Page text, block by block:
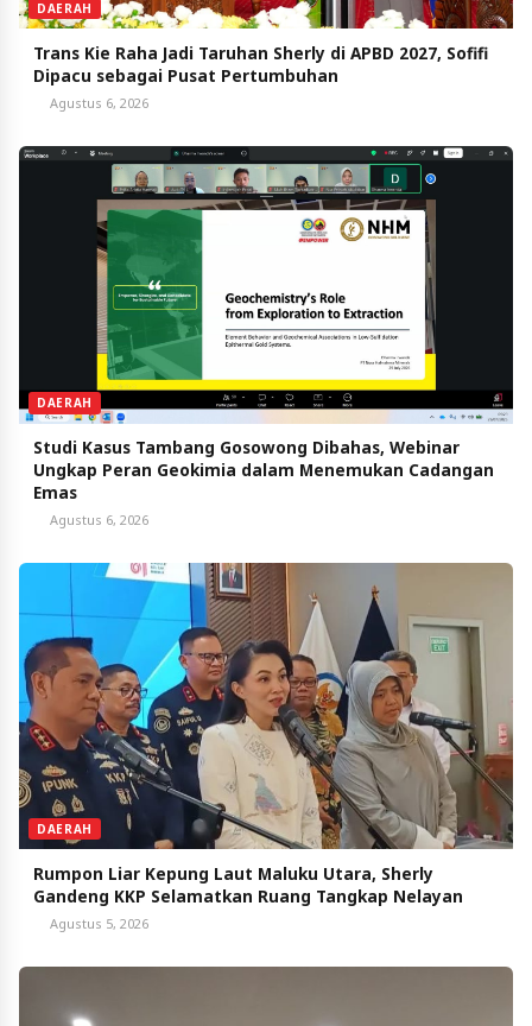
DAERAH
Trans Kie Raha Jadi Taruhan Sherly di APBD 2027, Sofifi
Dipacu sebagai Pusat Pertumbuhan
Agustus 6, 2026
DAERAH
Studi Kasus Tambang Gosowong Dibahas, Webinar
Ungkap Peran Geokimia dalam Menemukan Cadangan
Emas
Agustus 6, 2026
DAERAH
Rumpon Liar Kepung Laut Maluku Utara, Sherly
Gandeng KKP Selamatkan Ruang Tangkap Nelayan
Agustus 5, 2026